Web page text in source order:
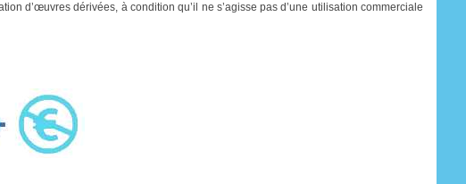
d’œuvres dérivées, à condition qu’il ne s’agisse pas d’une utilisation commerciale